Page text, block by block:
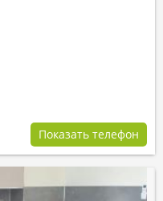
Показать телефон